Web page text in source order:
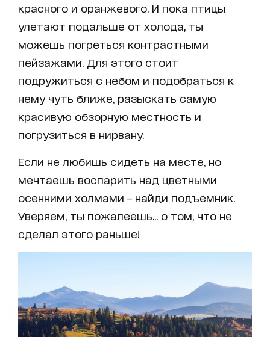
красного и оранжевого. И пока птицы
улетают подальше от холода, ты
можешь погреться контрастными
пейзажами. Для этого стоит
подружиться с небом и подобраться к
нему чуть ближе, разыскать самую
красивую обзорную местность и
погрузиться в нирвану.
Если не любишь сидеть на месте, но
мечтаешь воспарить над цветными
осенними холмами – найди подъемник.
Уверяем, ты пожалеешь... о том, что не
сделал этого раньше!